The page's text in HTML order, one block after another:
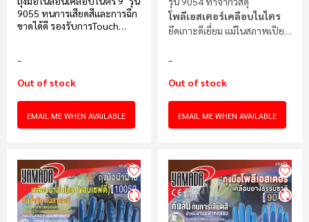
9055 ทนการเสียดสีและการฉีก
ขาดได้ดี รองรับการTouch
ป้องกันการบาดระดับ 1 (Cut
Nitrile Sandy เพิ่มแรงยึดเกาะดี
เยี่ยม แม้พื้นผิวมีน้ำมัน เบา บาง
แนบเนื้อ ระบายอากาศดี ลด
เหงื่อสะสม ทนการเสียดสีและ
Spandex + Nylon แบบถัก
ละเอียด 15G ใส่กระชับ คล่อง
ตัวสูง ขนาด 9 นิ้ว
Out of stock
EMAIL ME WHEN AVAILABLE
โพลีเอสเตอร์เคลือบไนไตร
ยึดเกาะดีเยี่ยม แม้ในสภาพเปียก
Out of stock
EMAIL ME WHEN AVAILABLE